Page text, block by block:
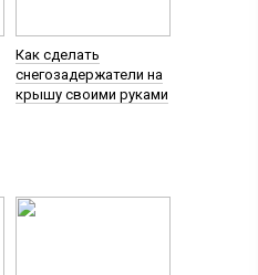
Как сделать
снегозадержатели на
крышу своими руками